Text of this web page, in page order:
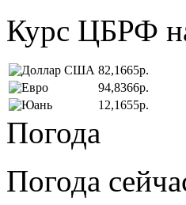
Курс ЦБРФ
82,1665р.
94,8366р.
12,1655р.
Погода
Погода